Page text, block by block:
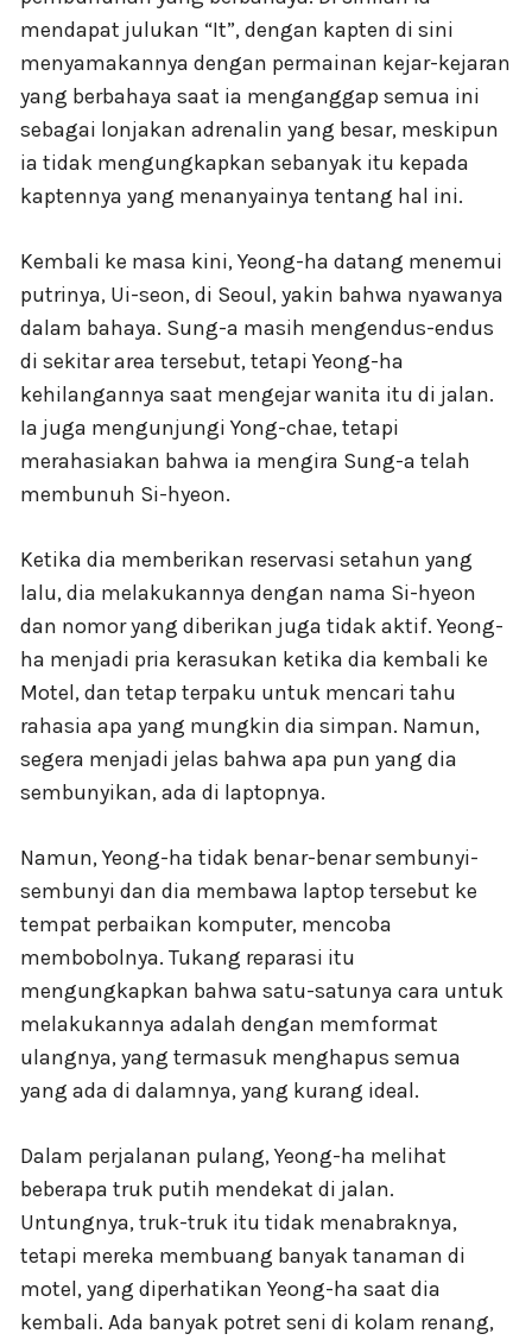
mendapat julukan “It”, dengan kapten di sini
menyamakannya dengan permainan kejar-kejaran
yang berbahaya saat ia menganggap semua ini
sebagai lonjakan adrenalin yang besar, meskipun
ia tidak mengungkapkan sebanyak itu kepada
kaptennya yang menanyainya tentang hal ini.
Kembali ke masa kini, Yeong-ha datang menemui
putrinya, Ui-seon, di Seoul, yakin bahwa nyawanya
dalam bahaya. Sung-a masih mengendus-endus
di sekitar area tersebut, tetapi Yeong-ha
kehilangannya saat mengejar wanita itu di jalan.
Ia juga mengunjungi Yong-chae, tetapi
merahasiakan bahwa ia mengira Sung-a telah
membunuh Si-hyeon.
Ketika dia memberikan reservasi setahun yang
lalu, dia melakukannya dengan nama Si-hyeon
dan nomor yang diberikan juga tidak aktif. Yeong-
ha menjadi pria kerasukan ketika dia kembali ke
Motel, dan tetap terpaku untuk mencari tahu
rahasia apa yang mungkin dia simpan. Namun,
segera menjadi jelas bahwa apa pun yang dia
sembunyikan, ada di laptopnya.
Namun, Yeong-ha tidak benar-benar sembunyi-
sembunyi dan dia membawa laptop tersebut ke
tempat perbaikan komputer, mencoba
membobolnya. Tukang reparasi itu
mengungkapkan bahwa satu-satunya cara untuk
melakukannya adalah dengan memformat
ulangnya, yang termasuk menghapus semua
yang ada di dalamnya, yang kurang ideal.
Dalam perjalanan pulang, Yeong-ha melihat
beberapa truk putih mendekat di jalan.
Untungnya, truk-truk itu tidak menabraknya,
tetapi mereka membuang banyak tanaman di
motel, yang diperhatikan Yeong-ha saat dia
kembali. Ada banyak potret seni di kolam renang,